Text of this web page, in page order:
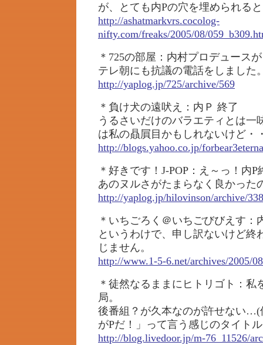
が、とても内Pの穴を埋められる
http://ashatmarkvrs.cocolog-
nifty.com/freaks/2005/08/
＊725の部屋：内村プロデュース
テレ朝にも抗議の電話をしました
http://yaplog.jp/725/archive/569
＊負け犬の遠吠え：内Ｐ 終了
うるさいだけのバラエティとは一
は私の贔屓目かもしれないけど・
http://blogs.yahoo.co.jp/
＊好きです！J-POP：え～っ！内
あのヌルさがたまらなく良かった
http://yaplog.jp/hilovinson/archive/338
＊いちごろく＠いちごびびえす：
というわけで、申し訳ないけど終
じません。
http://www.1-5-6.net/archives/2005/
＊徒然なるままにヒトリゴト：私
局。
後番組？が久本なのが許せない…(
がPだ！」って言う感じのタイト
http://blog.livedoor.jp/m-76_11526/